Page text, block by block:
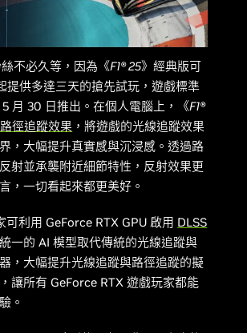
不必久等，因為《F1® 25》經典版可
提供多達三天的搶先試玩，遊戲標準
月 30 日推出。在個人電腦上，《F1®
徑追蹤效果 ，將遊戲的光線追蹤效果
，大幅提升真實感與沉浸感。透過路
射並承襲附近細節特性，反射效果更
，一切看起來都更美好。
可利用 GeForce RTX GPU 啟用 DLSS
統一的 AI 模型取代傳統的光線追蹤與
，大幅提升光線追蹤與路徑追蹤的擬
讓所有 GeForce RTX 遊戲玩家都能
。